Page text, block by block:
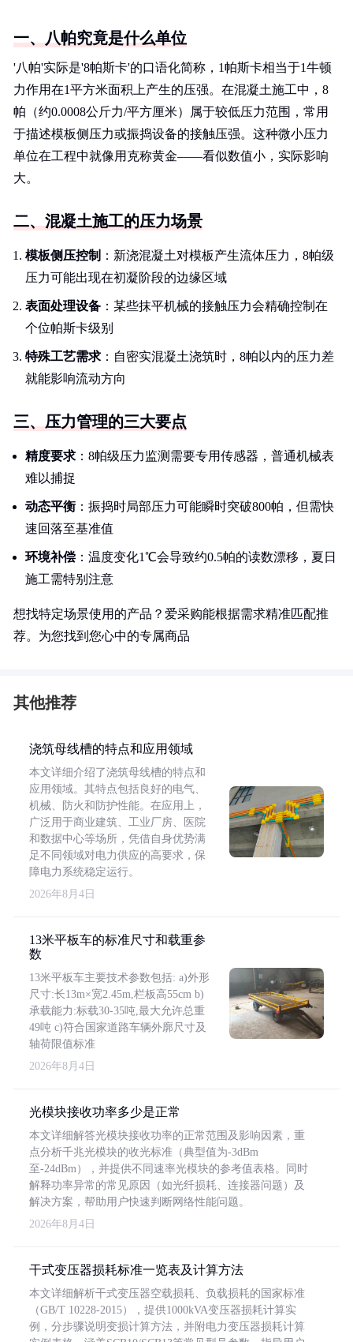
一、八帕究竟是什么单位
'八帕'实际是'8帕斯卡'的口语化简称，1帕斯卡相当于1牛顿
力作用在1平方米面积上产生的压强。在混凝土施工中，8
帕（约0.0008公斤力/平方厘米）属于较低压力范围，常用
于描述模板侧压力或振捣设备的接触压强。这种微小压力
单位在工程中就像用克称黄金——看似数值小，实际影响
大。
二、混凝土施工的压力场景
模板侧压控制 ：新浇混凝土对模板产生流体压力，8帕级
压力可能出现在初凝阶段的边缘区域
表面处理设备 ：某些抹平机械的接触压力会精确控制在
个位帕斯卡级别
特殊工艺需求 ：自密实混凝土浇筑时，8帕以内的压力差
就能影响流动方向
三、压力管理的三大要点
精度要求 ：8帕级压力监测需要专用传感器，普通机械表
难以捕捉
动态平衡 ：振捣时局部压力可能瞬时突破800帕，但需快
速回落至基准值
环境补偿 ：温度变化1℃会导致约0.5帕的读数漂移，夏日
施工需特别注意
想找特定场景使用的产品？爱采购能根据需求精准匹配推
荐。为您找到您心中的专属商品
其他推荐
浇筑母线槽的特点和应用领域
本文详细介绍了浇筑母线槽的特点和
应用领域。其特点包括良好的电气、
机械、防火和防护性能。在应用上，
广泛用于商业建筑、工业厂房、医院
和数据中心等场所，凭借自身优势满
足不同领域对电力供应的高要求，保
障电力系统稳定运行。
2026年8月4日
13米平板车的标准尺寸和载重参
数
13米平板车主要技术参数包括: a)外形
尺寸:长13m×宽2.45m,栏板高55cm b)
承载能力:标载30-35吨,最大允许总重
49吨 c)符合国家道路车辆外廓尺寸及
轴荷限值标准
2026年8月4日
光模块接收功率多少是正常
本文详细解答光模块接收功率的正常范围及影响因素，重
点分析千兆光模块的收光标准（典型值为-3dBm
至-24dBm），并提供不同速率光模块的参考值表格。同时
解释功率异常的常见原因（如光纤损耗、连接器问题）及
解决方案，帮助用户快速判断网络性能问题。
2026年8月4日
干式变压器损耗标准一览表及计算方法
本文详细解析干式变压器空载损耗、负载损耗的国家标准
（GB/T 10228-2015），提供1000kVA变压器损耗计算实
例，分步骤说明变损计算方法，并附电力变压器损耗计算